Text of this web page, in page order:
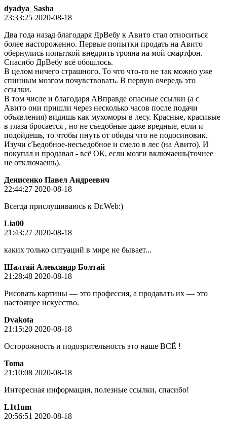
dyadya_Sasha
23:33:25 2020-08-18
Два года назад благодаря ДрВебу к Авито стал относиться
более настороженно. Первые попытки продать на Авито
обернулись попыткой внедрить трояна на мой смартфон.
Спасибо ДрВебу всё обошлось.
В целом ничего страшного. То что что-то не так можно уже
спинным мозгом почувствовать. В первую очередь это
ссылки.
В том числе и благодаря АВправде опасные ссылки (а с
Авито они пришли через несколько часов после подачи
объявления) видишь как мухоморы в лесу. Красные, красивые
в глаза бросается , но не съедобные даже вредные, если и
подойдешь, то чтобы пнуть от обиды что не подосиновик.
Изучи сЪедобное-несъедобное и смело в лес (на Авито). И
покупал и продавал - всё ОК, если мозги включаешь(точнее
не отключаешь).
Денисенко Павел Андреевич
22:44:27 2020-08-18
Всегда прислушиваюсь к Dr.Web:)
Lia00
21:43:27 2020-08-18
каких только ситуаций в мире не бывает...
Шалтай Александр Болтай
21:28:48 2020-08-18
Рисовать картины — это профессия, а продавать их — это
настоящее искусство.
Dvakota
21:15:20 2020-08-18
Осторожность и подозрительность это наше ВСЁ !
Toma
21:10:08 2020-08-18
Интересная информация, полезные ссылки, спасибо!
L1t1um
20:56:51 2020-08-18